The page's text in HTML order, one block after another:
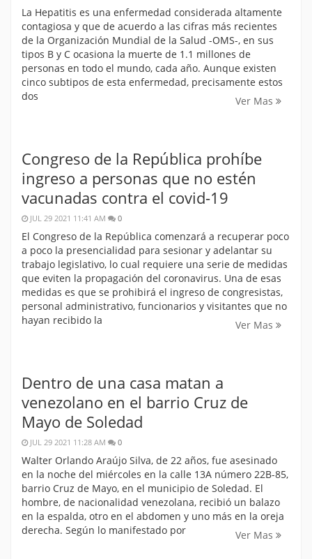
La Hepatitis es una enfermedad considerada altamente
contagiosa y que de acuerdo a las cifras más recientes
de la Organización Mundial de la Salud -OMS-, en sus
tipos B y C ocasiona la muerte de 1.1 millones de
personas en todo el mundo, cada año. Aunque existen
cinco subtipos de esta enfermedad, precisamente estos
dos
Ver Mas
Congreso de la República prohíbe
ingreso a personas que no estén
vacunadas contra el covid-19
JUL 29 2021 11:41 AM 0
El Congreso de la República comenzará a recuperar poco
a poco la presencialidad para sesionar y adelantar su
trabajo legislativo, lo cual requiere una serie de medidas
que eviten la propagación del coronavirus. Una de esas
medidas es que se prohibirá el ingreso de congresistas,
personal administrativo, funcionarios y visitantes que no
hayan recibido la
Ver Mas
Dentro de una casa matan a
venezolano en el barrio Cruz de
Mayo de Soledad
JUL 29 2021 11:28 AM 0
Walter Orlando Araújo Silva, de 22 años, fue asesinado
en la noche del miércoles en la calle 13A número 22B-85,
barrio Cruz de Mayo, en el municipio de Soledad. El
hombre, de nacionalidad venezolana, recibió un balazo
en la espalda, otro en el abdomen y uno más en la oreja
derecha. Según lo manifestado por
Ver Mas